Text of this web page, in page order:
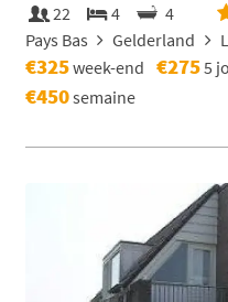
22 4
4
Pays Bas
Gelderland
€325week-end €2755
€450semaine